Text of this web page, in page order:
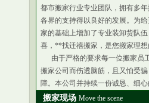
都市搬家行业专业团队，拥有多
各界的支持得以良好的发展。为
家的基础上增加了专业装卸货队
喜，**找迁禧搬家，是您搬家理想
由于严格的要求每一位搬家员
搬家公司而伤透脑筋，且又怕受
障。本公司并持续一份诚恳、细
搬家现场 Move the scene